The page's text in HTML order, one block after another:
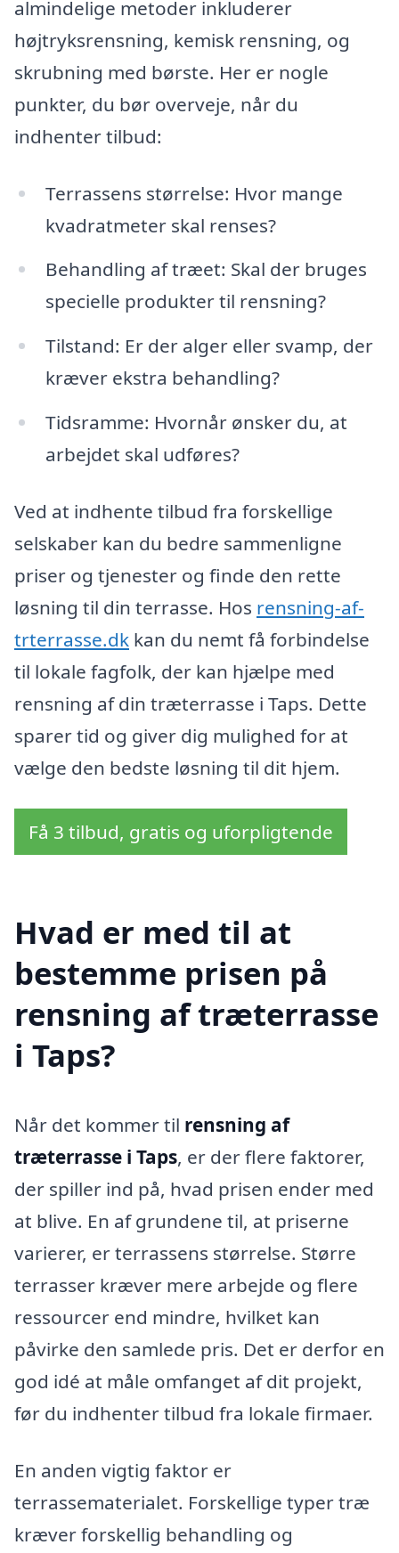
almindelige metoder inkluderer
højtryksrensning, kemisk rensning, og
skrubning med børste. Her er nogle
punkter, du bør overveje, når du
indhenter tilbud:
Terrassens størrelse: Hvor mange
kvadratmeter skal renses?
Behandling af træet: Skal der bruges
specielle produkter til rensning?
Tilstand: Er der alger eller svamp, der
kræver ekstra behandling?
Tidsramme: Hvornår ønsker du, at
arbejdet skal udføres?
Ved at indhente tilbud fra forskellige
selskaber kan du bedre sammenligne
priser og tjenester og finde den rette
løsning til din terrasse. Hos rensning-af-
trterrasse.dk kan du nemt få forbindelse
til lokale fagfolk, der kan hjælpe med
rensning af din træterrasse i Taps. Dette
sparer tid og giver dig mulighed for at
vælge den bedste løsning til dit hjem.
Få 3 tilbud, gratis og uforpligtende
Hvad er med til at
bestemme prisen på
rensning af træterrasse
i Taps?
Når det kommer til rensning af
træterrasse i Taps, er der flere faktorer,
der spiller ind på, hvad prisen ender med
at blive. En af grundene til, at priserne
varierer, er terrassens størrelse. Større
terrasser kræver mere arbejde og flere
ressourcer end mindre, hvilket kan
påvirke den samlede pris. Det er derfor en
god idé at måle omfanget af dit projekt,
før du indhenter tilbud fra lokale firmaer.
En anden vigtig faktor er
terrassematerialet. Forskellige typer træ
kræver forskellig behandling og